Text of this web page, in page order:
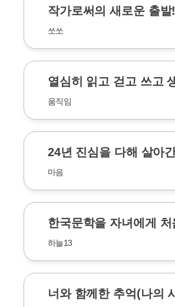
작가로써의 새로운 출
쏘쏘
열심히 읽고 걷고 쓰고
움직임
24년 진심을 다해 살아
마음
한국문학을 자녀에게
하늘13
너와 함께한 추억(나의